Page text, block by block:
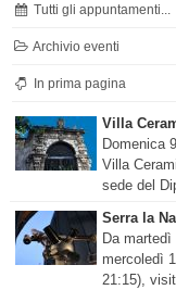
Tutti gli appuntamenti...
Archivio eventi
In prima pagina
Villa
Domenica
Villa
sede del
Serra la
Da
mercoledì
21:15),